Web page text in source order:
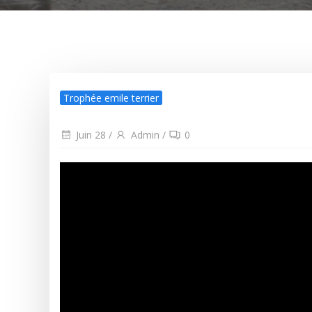
Trophée emile terrier
Juin 28 / Admin / 0